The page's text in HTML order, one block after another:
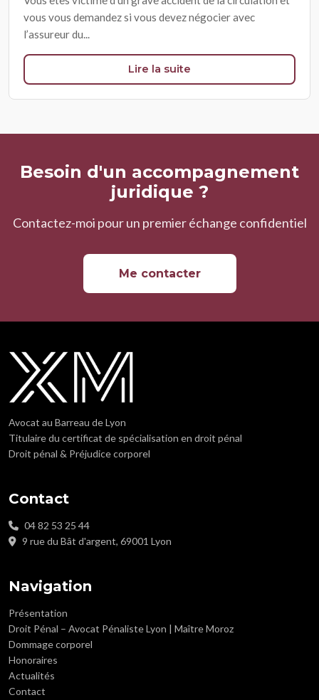
vous vous demandez si vous devez négocier avec
l’assureur du...
Lire la suite
Besoin d'un accompagnement
juridique ?
Contactez-moi pour un premier échange confidentiel
Me contacter
Avocat au Barreau de Lyon
Titulaire du certificat de spécialisation en droit pénal
Droit pénal & Préjudice corporel
Contact
04 82 53 25 44
9 rue du Bât d'argent, 69001 Lyon
Navigation
Présentation
Droit Pénal – Avocat Pénaliste Lyon | Maître Moroz
Dommage corporel
Honoraires
Actualités
Contact